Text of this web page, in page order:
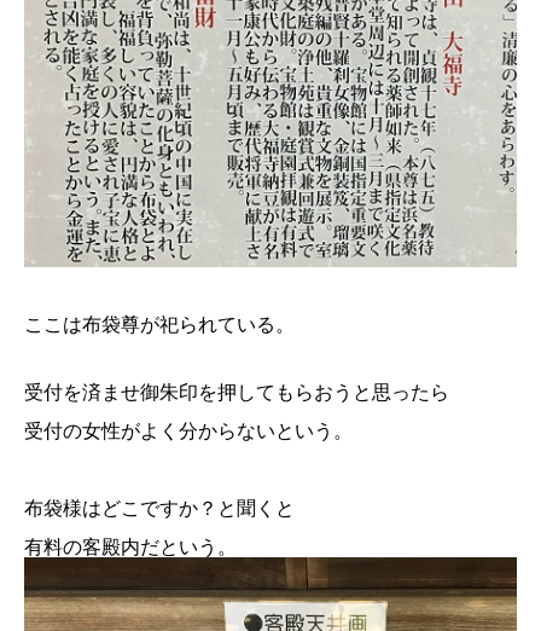
ここは布袋尊が祀られている。
受付を済ませ御朱印を押してもらおうと思ったら
受付の女性がよく分からないという。
布袋様はどこですか？と聞くと
有料の客殿内だという。